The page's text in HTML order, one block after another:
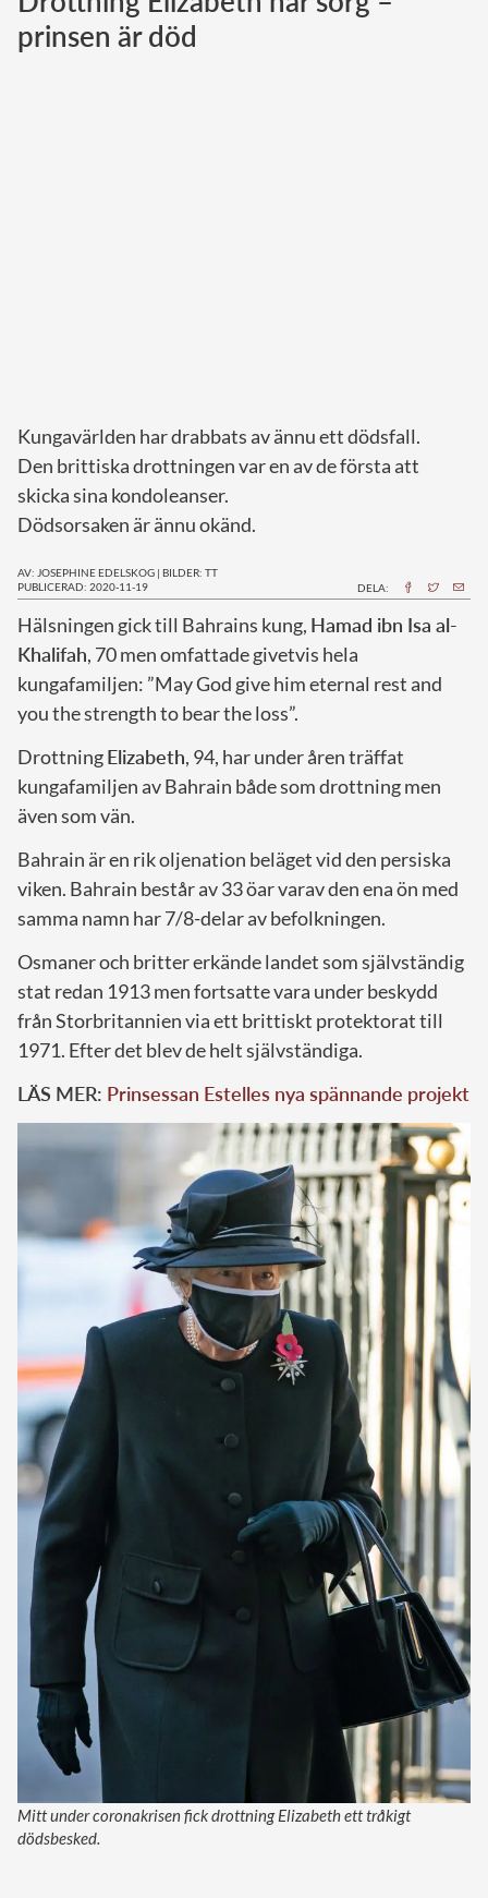
Norska kungahuset
prinsen är död
Kungavärlden har drabbats av ännu ett dödsfall.
Den brittiska drottningen var en av de första att
skicka sina kondoleanser.
Dödsorsaken är ännu okänd.
AV: JOSEPHINE EDELSKOG | BILDER: TT
PUBLICERAD: 2020-11-19
DELA:
Hälsningen gick till Bahrains kung, Hamad ibn Isa al-
Khalifah, 70 men omfattade givetvis hela
kungafamiljen: ”May God give him eternal rest and
you the strength to bear the loss”.
DrottningElizabeth, 94, har under åren träffat
kungafamiljen av Bahrain både som drottning men
även som vän.
Bahrain är en rik oljenation beläget vid den persiska
viken. Bahrain består av 33 öar varav den ena ön med
samma namn har 7/8-delar av befolkningen.
Osmaner och britter erkände landet som självständig
stat redan 1913 men fortsatte vara under beskydd
från Storbritannien via ett brittiskt protektorat till
1971. Efter det blev de helt självständiga.
LÄS MER: Prinsessan Estelles nya spännande projekt
Mitt under coronakrisen fick drottning Elizabeth ett tråkigt
dödsbesked.